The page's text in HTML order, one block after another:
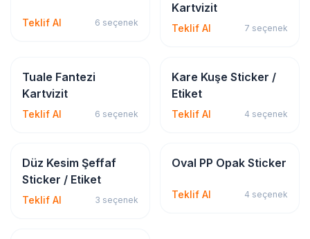
Teklif Al 6 seçenek
Kartvizit
Teklif Al 7 seçenek
Kartvizit
Tuale Fantezi
Kartvizit
Teklif Al 6 seçenek
Sticker & Etiket
Kare Kuşe Sticker /
Etiket
Teklif Al 4 seçenek
Sticker & Etiket
Düz Kesim Şeffaf
Sticker / Etiket
Teklif Al 3 seçenek
Sticker & Etiket
Oval PP Opak Sticker
Teklif Al 4 seçenek